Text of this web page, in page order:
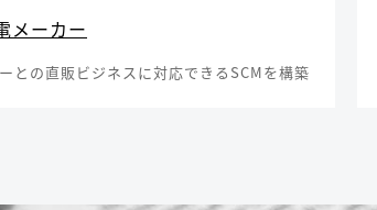
メーカー
との直販ビジネスに対応できるSCMを構築